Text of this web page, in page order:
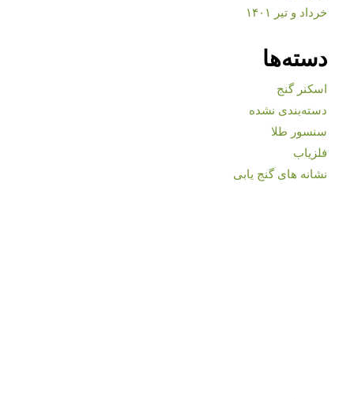
خرداد و تیر ۱۴۰۱
دسته‌ها
اسکنر گنج
دسته‌بندی نشده
سنسور طلا
فلزیاب
نشانه های گنج یابی